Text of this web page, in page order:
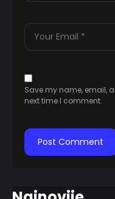
Save my name, email,
next time I comment.